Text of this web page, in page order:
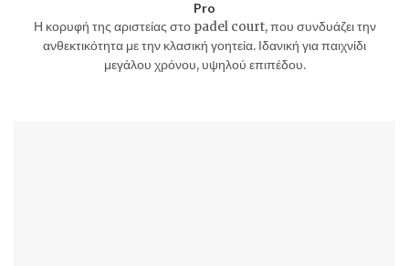
Pro
Η κορυφή της αριστείας στο padel court, που συνδυάζει την
ανθεκτικότητα με την κλασική γοητεία. Ιδανική για παιχνίδι
μεγάλου χρόνου, υψηλού επιπέδου.